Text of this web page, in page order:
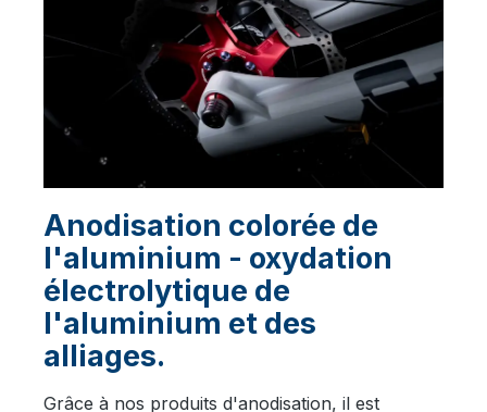
Anodisation colorée de
l'aluminium - oxydation
électrolytique de
l'aluminium et des
alliages.
Grâce à nos produits d'anodisation, il est